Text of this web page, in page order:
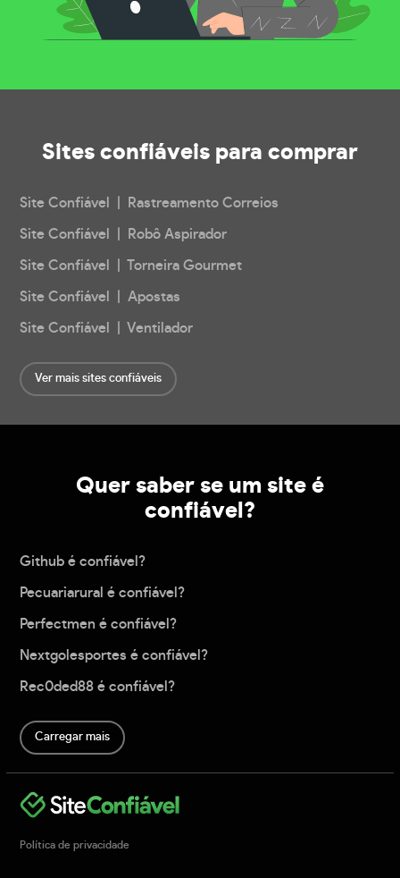
Sites confiáveis para comprar
Site Confiável | Rastreamento Correios
Site Confiável | Robô Aspirador
Site Confiável | Torneira Gourmet
Site Confiável | Apostas
Site Confiável | Ventilador
Ver mais sites confiáveis
Quer saber se um site é
confiável?
Github é confiável?
Pecuariarural é confiável?
Perfectmen é confiável?
Nextgolesportes é confiável?
Rec0ded88 é confiável?
Carregar mais
Política de privacidade